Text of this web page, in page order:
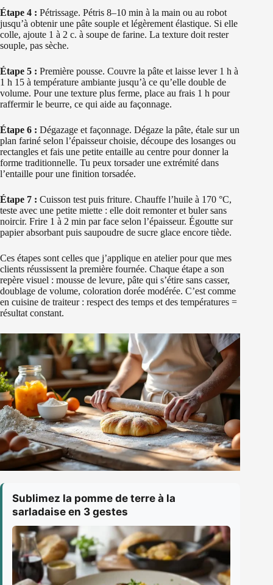
Étape 4 : Pétrissage. Pétris 8–10 min à la main ou au robot
jusqu’à obtenir une pâte souple et légèrement élastique. Si elle
colle, ajoute 1 à 2 c. à soupe de farine. La texture doit rester
souple, pas sèche.
Étape 5 : Première pousse. Couvre la pâte et laisse lever 1 h à
1 h 15 à température ambiante jusqu’à ce qu’elle double de
volume. Pour une texture plus ferme, place au frais 1 h pour
raffermir le beurre, ce qui aide au façonnage.
Étape 6 : Dégazage et façonnage. Dégaze la pâte, étale sur un
plan fariné selon l’épaisseur choisie, découpe des losanges ou
rectangles et fais une petite entaille au centre pour donner la
forme traditionnelle. Tu peux torsader une extrémité dans
l’entaille pour une finition torsadée.
Étape 7 : Cuisson test puis friture. Chauffe l’huile à 170 °C,
teste avec une petite miette : elle doit remonter et buler sans
noircir. Frire 1 à 2 min par face selon l’épaisseur. Égoutte sur
papier absorbant puis saupoudre de sucre glace encore tiède.
Ces étapes sont celles que j’applique en atelier pour que mes
clients réussissent la première fournée. Chaque étape a son
repère visuel : mousse de levure, pâte qui s’étire sans casser,
doublage de volume, coloration dorée modérée. C’est comme
en cuisine de traiteur : respect des temps et des températures =
résultat constant.
Sublimez la pomme de terre à la
sarladaise en 3 gestes